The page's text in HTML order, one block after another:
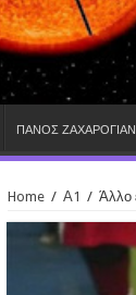
ΠΑΝΟΣ
Home / Α1 / Άλλο